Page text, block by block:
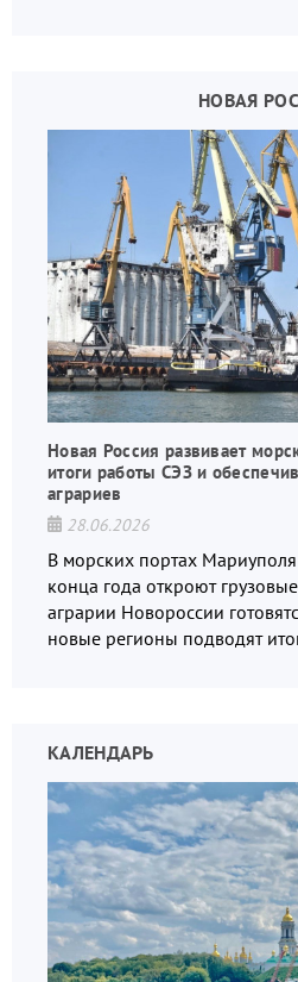
НОВАЯ
Новая Россия развивает
итоги работы СЭЗ и
аграриев
28.06.2026
В морских портах
конца года откроют
аграрии Новороссии
новые регионы подводят
КАЛЕНДАРЬ